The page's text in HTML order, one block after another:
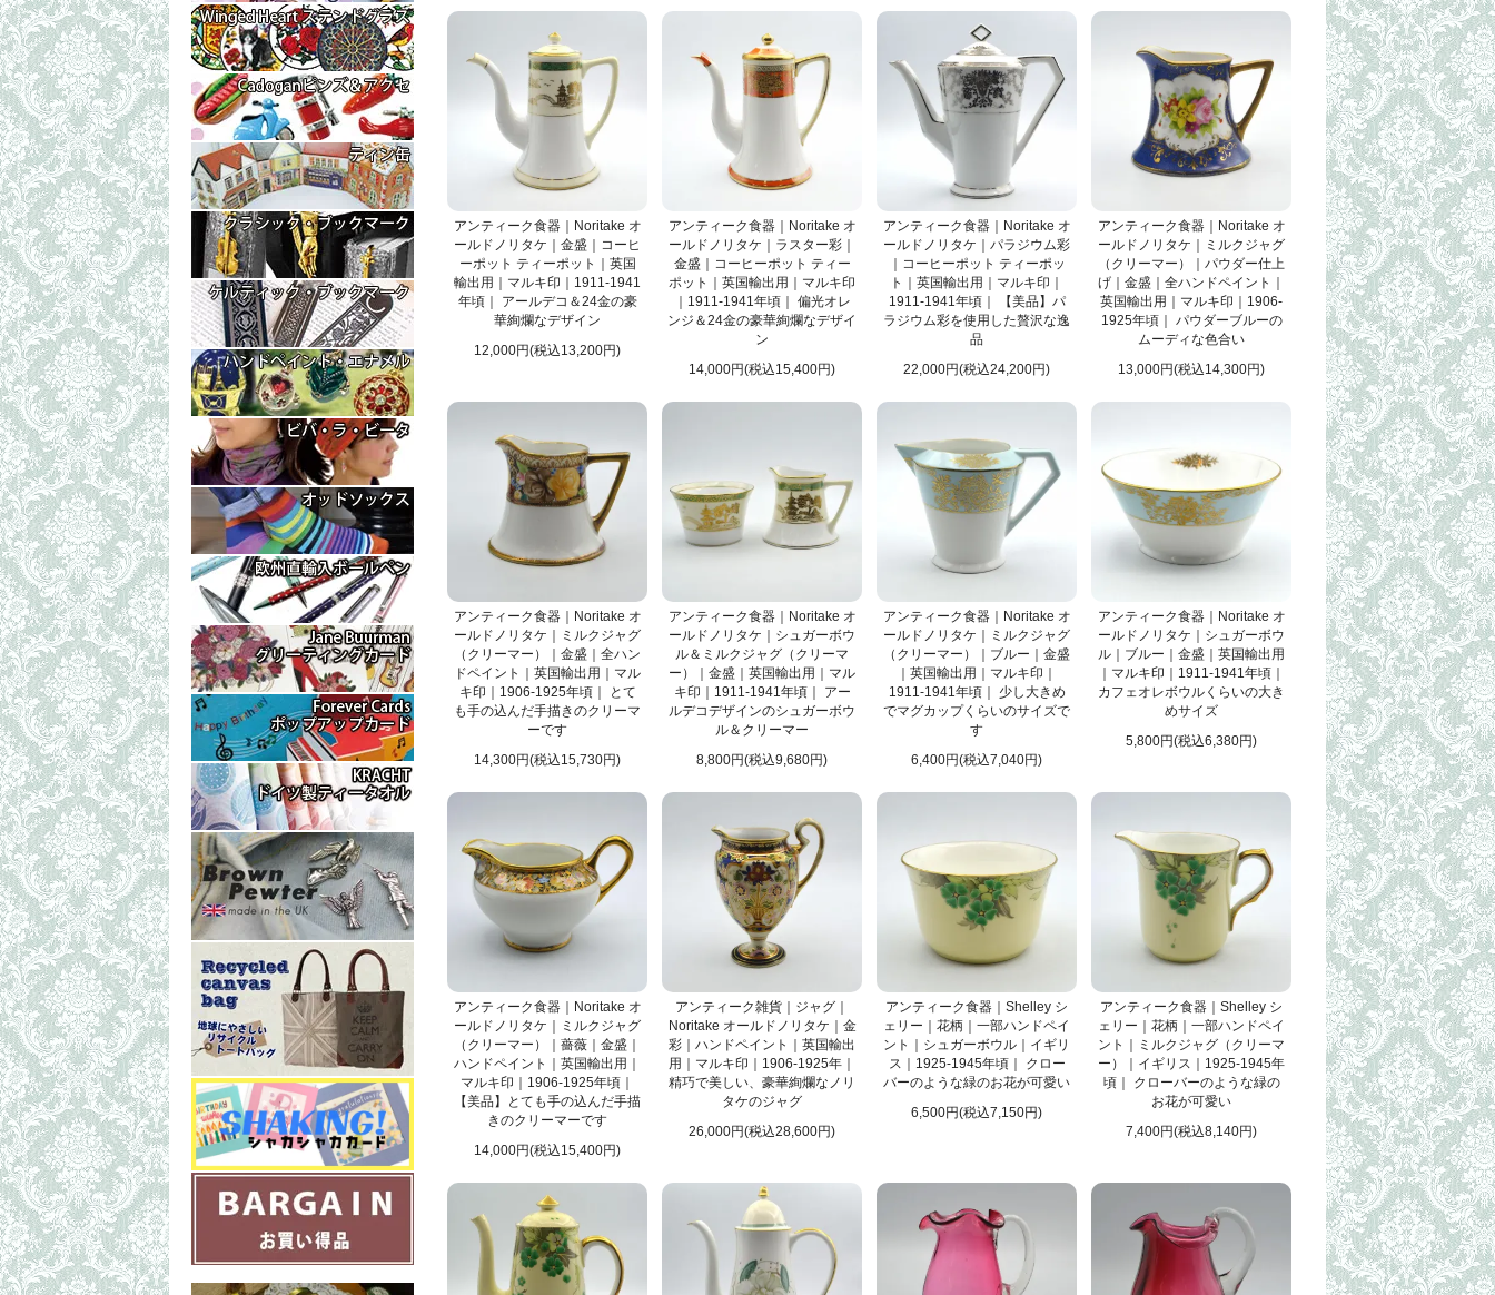
アンティーク食器｜Noritake オ
ールドノリタケ｜金盛｜コーヒ
ーポット ティーポット｜英国
輸出用｜マルキ印｜1911-1941
年頃｜ アールデコ＆24金の豪
華絢爛なデザイン
12,000円(税込13,200円)
アンティーク食器｜Noritake オ
ールドノリタケ｜ラスター彩｜
金盛｜コーヒーポット ティー
ポット｜英国輸出用｜マルキ印
｜1911-1941年頃｜ 偏光オレ
ンジ＆24金の豪華絢爛なデザイ
ン
14,000円(税込15,400円)
アンティーク食器｜Noritake オ
ールドノリタケ｜パラジウム彩
｜コーヒーポット ティーポッ
ト｜英国輸出用｜マルキ印｜
1911-1941年頃｜ 【美品】パ
ラジウム彩を使用した贅沢な逸
品
22,000円(税込24,200円)
アンティーク食器｜Noritake オ
ールドノリタケ｜ミルクジャグ
（クリーマー）｜パウダー仕上
げ｜金盛｜全ハンドペイント｜
英国輸出用｜マルキ印｜1906-
1925年頃｜ パウダーブルーの
ムーディな色合い
13,000円(税込14,300円)
アンティーク食器｜Noritake オ
ールドノリタケ｜ミルクジャグ
（クリーマー）｜金盛｜全ハン
ドペイント｜英国輸出用｜マル
キ印｜1906-1925年頃｜ とて
も手の込んだ手描きのクリーマ
ーです
14,300円(税込15,730円)
アンティーク食器｜Noritake オ
ールドノリタケ｜シュガーボウ
ル＆ミルクジャグ（クリーマ
ー）｜金盛｜英国輸出用｜マル
キ印｜1911-1941年頃｜ アー
ルデコデザインのシュガーボウ
ル＆クリーマー
8,800円(税込9,680円)
アンティーク食器｜Noritake オ
ールドノリタケ｜ミルクジャグ
（クリーマー）｜ブルー｜金盛
｜英国輸出用｜マルキ印｜
1911-1941年頃｜ 少し大きめ
でマグカップくらいのサイズで
す
6,400円(税込7,040円)
アンティーク食器｜Noritake オ
ールドノリタケ｜シュガーボウ
ル｜ブルー｜金盛｜英国輸出用
｜マルキ印｜1911-1941年頃｜
カフェオレボウルくらいの大き
めサイズ
5,800円(税込6,380円)
アンティーク食器｜Noritake オ
ールドノリタケ｜ミルクジャグ
（クリーマー）｜薔薇｜金盛｜
ハンドペイント｜英国輸出用｜
マルキ印｜1906-1925年頃｜
【美品】とても手の込んだ手描
きのクリーマーです
14,000円(税込15,400円)
アンティーク雑貨｜ジャグ｜
Noritake オールドノリタケ｜金
彩｜ハンドペイント｜英国輸出
用｜マルキ印｜1906-1925年｜
精巧で美しい、豪華絢爛なノリ
タケのジャグ
26,000円(税込28,600円)
アンティーク食器｜Shelley シ
ェリー｜花柄｜一部ハンドペイ
ント｜シュガーボウル｜イギリ
ス｜1925-1945年頃｜ クロー
バーのような緑のお花が可愛い
6,500円(税込7,150円)
アンティーク食器｜Shelley シ
ェリー｜花柄｜一部ハンドペイ
ント｜ミルクジャグ（クリーマ
ー）｜イギリス｜1925-1945年
頃｜ クローバーのような緑の
お花が可愛い
7,400円(税込8,140円)